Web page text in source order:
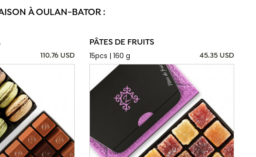
À OULAN-BATOR :
110.76 USD
PÂTES DE FRUITS
15pcs | 160 g
45.35 USD